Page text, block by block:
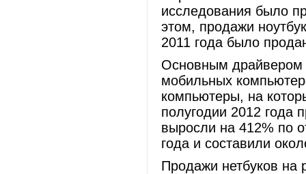
исследования было
этом, продажи
2011 года было
Основным драйвером
мобильных
компьютеры, на
полугодии 2012 года
выросли на 412% по
года и составили
Продажи нетбуков на